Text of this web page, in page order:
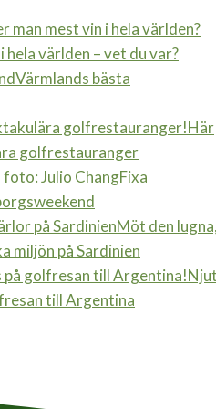
världen – vet du var?
Värmlands bästa
Här
golfrestauranger
Fixa
Möt den
miljön på Sardinien
till Argentina